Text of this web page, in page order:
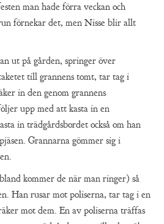
man hade förra veckan och
förnekar det, men Nisse blir allt
ut på gården, springer över
till grannens tomt, tar tag i
in den genom grannens
upp med att kasta in en
in trädgårdsbordet också om han
Grannarna gömmer sig i
kommer de när man ringer) så
Han rusar mot poliserna, tar tag i en
mot dem. En av poliserna träffas